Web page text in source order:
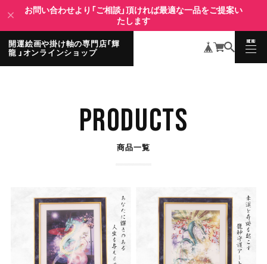
お問い合わせより「ご相談」頂ければ最適な一品をご提案い
たします
開運絵画や掛け軸の専門店「輝
龍 」オンラインショップ
MENU
CLOSE
PRODUCTS
商品一覧